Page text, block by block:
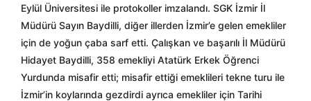
Eylül Üniversitesi ile protokoller imzalandı. SGK İzmir İl
Müdürü Sayın Baydilli, diğer illerden İzmir’e gelen emekliler
için de yoğun çaba sarf etti. Çalışkan ve başarılı İl Müdürü
Hidayet Baydilli, 358 emekliyi Atatürk Erkek Öğrenci
Yurdunda misafir etti; misafir ettiği emeklileri tekne turu ile
İzmir’in koylarında gezdirdi ayrıca emekliler için Tarihi